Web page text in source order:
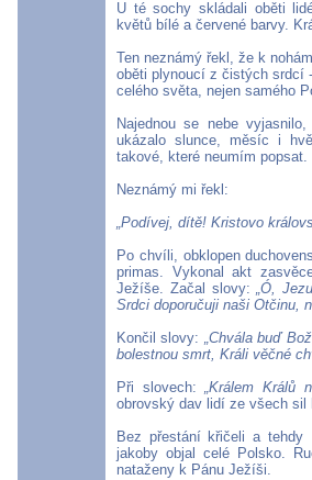
U té sochy skládali oběti
květů bílé a červené barvy.
Ten neznámý řekl, že k
oběti plynoucí z čistých srdcí
celého světa, nejen samého
Najednou se nebe
ukázalo slunce, měsíc i
takové, které neumím popsat.
Neznámý mi řekl:
„Podívej, dítě! Kristovo
Po chvíli, obklopen
primas. Vykonal akt
Ježíše. Začal slovy:„Ó,
Srdci doporučuji naši Otčinu,
Končil slovy: „Chvála buď
bolestnou smrt, Králi věčné
Při slovech:„Králem Králů
obrovský dav lidí ze všech
Bez přestání křičeli a
jakoby objal celé Polsko.
nataženy k Pánu Ježíši.